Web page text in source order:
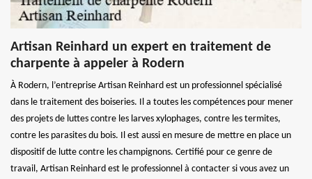
Artisan Reinhard un expert en traitement de
charpente à appeler à Rodern
À Rodern, l’entreprise Artisan Reinhard est un professionnel spécialisé
dans le traitement des boiseries. Il a toutes les compétences pour mener
des projets de luttes contre les larves xylophages, contre les termites,
contre les parasites du bois. Il est aussi en mesure de mettre en place un
dispositif de lutte contre les champignons. Certifié pour ce genre de
travail, Artisan Reinhard est le professionnel à contacter si vous avez un